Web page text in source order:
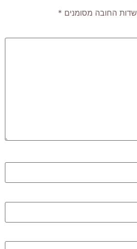
שדות החובה מסומנים *